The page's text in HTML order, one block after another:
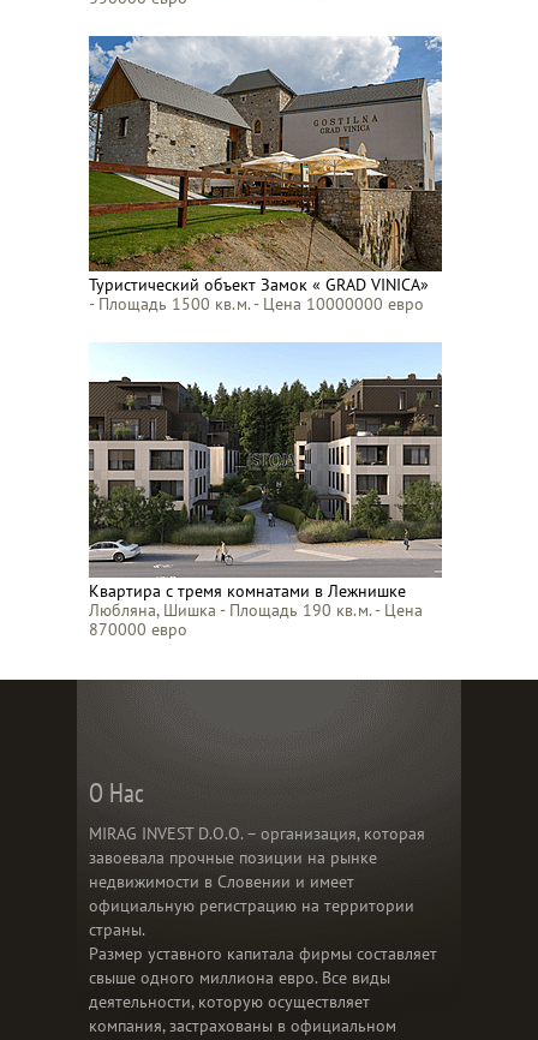
Туристический объект Замок « GRAD VINICA»
- Площадь 1500 кв.м. - Цена 10000000 евро
Квартира с тремя комнатами в Лежнишке
Любляна, Шишка - Площадь 190 кв.м. - Цена
870000 евро
О Нас
MIRAG INVEST D.O.O. – организация, которая
завоевала прочные позиции на рынке
недвижимости в Словении и имеет
официальную регистрацию на территории
страны.
Размер уставного капитала фирмы составляет
свыше одного миллиона евро. Все виды
деятельности, которую осуществляет
компания, застрахованы в официальном